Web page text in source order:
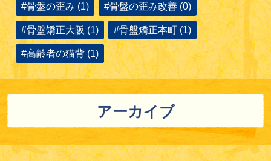
#骨盤の歪み (1) #骨盤の歪み改善 (0)
#骨盤矯正大阪 (1) #骨盤矯正本町 (1)
#高齢者の猫背 (1)
アーカイブ